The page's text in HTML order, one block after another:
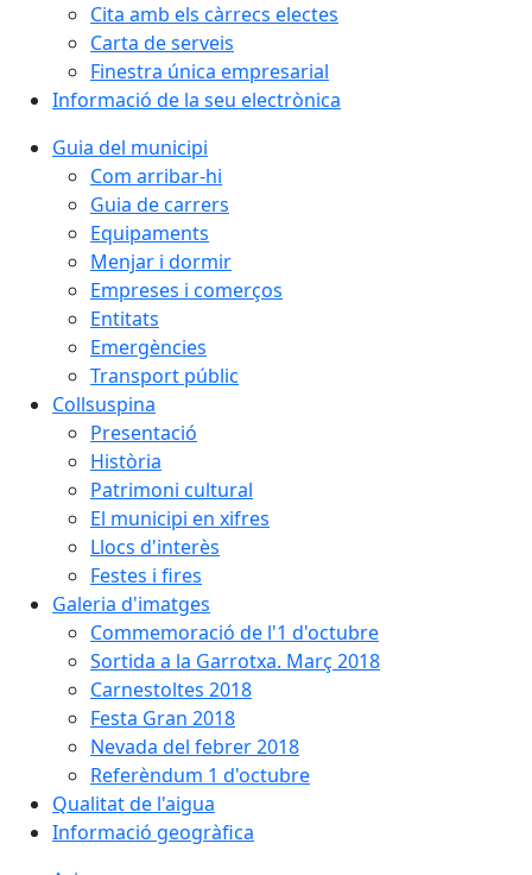
Cita amb els càrrecs electes
Carta de serveis
Finestra única empresarial
Informació de la seu electrònica
Guia del municipi
Com arribar-hi
Guia de carrers
Equipaments
Menjar i dormir
Empreses i comerços
Entitats
Emergències
Transport públic
Collsuspina
Presentació
Història
Patrimoni cultural
El municipi en xifres
Llocs d'interès
Festes i fires
Galeria d'imatges
Commemoració de l'1 d'octubre
Sortida a la Garrotxa. Març 2018
Carnestoltes 2018
Festa Gran 2018
Nevada del febrer 2018
Referèndum 1 d'octubre
Qualitat de l'aigua
Informació geogràfica